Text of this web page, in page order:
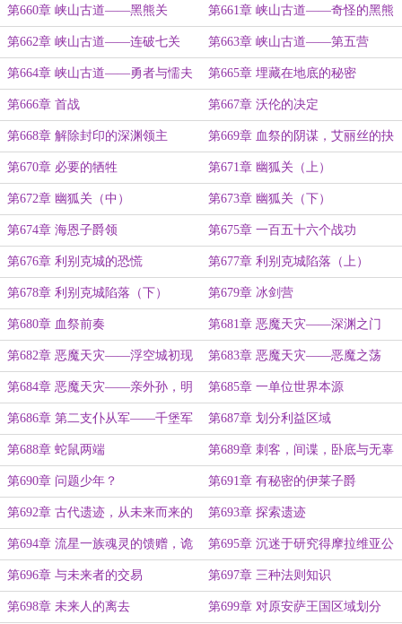
区 蒙侯爵
第660章 峡山古道——黑熊关 第661章 峡山古道——奇怪的黑熊
雕像
第662章 峡山古道——连破七关 第663章 峡山古道——第五营
第664章 峡山古道——勇者与懦夫 第665章 埋藏在地底的秘密
第666章 首战 第667章 沃伦的决定
第668章 解除封印的深渊领主 第669章 血祭的阴谋，艾丽丝的抉
择
第670章 必要的牺牲 第671章 幽狐关（上）
第672章 幽狐关（中） 第673章 幽狐关（下）
第674章 海恩子爵领 第675章 一百五十六个战功
第676章 利别克城的恐慌 第677章 利别克城陷落（上）
第678章 利别克城陷落（下） 第679章 冰剑营
第680章 血祭前奏 第681章 恶魔天灾——深渊之门
第682章 恶魔天灾——浮空城初现
神威
第683章 恶魔天灾——恶魔之荡
第684章 恶魔天灾——亲外孙，明
算账
第685章 一单位世界本源
第686章 第二支仆从军——千堡军 第687章 划分利益区域
第688章 蛇鼠两端 第689章 刺客，间谍，卧底与无辜
者
第690章 问题少年？ 第691章 有秘密的伊莱子爵
第692章 古代遗迹，从未来而来的
少年
第693章 探索遗迹
第694章 流星一族魂灵的馈赠，诡
异的雕像
第695章 沉迷于研究得摩拉维亚公
爵，对少年得试探
第696章 与未来者的交易 第697章 三种法则知识
第698章 未来人的离去 第699章 对原安萨王国区域划分